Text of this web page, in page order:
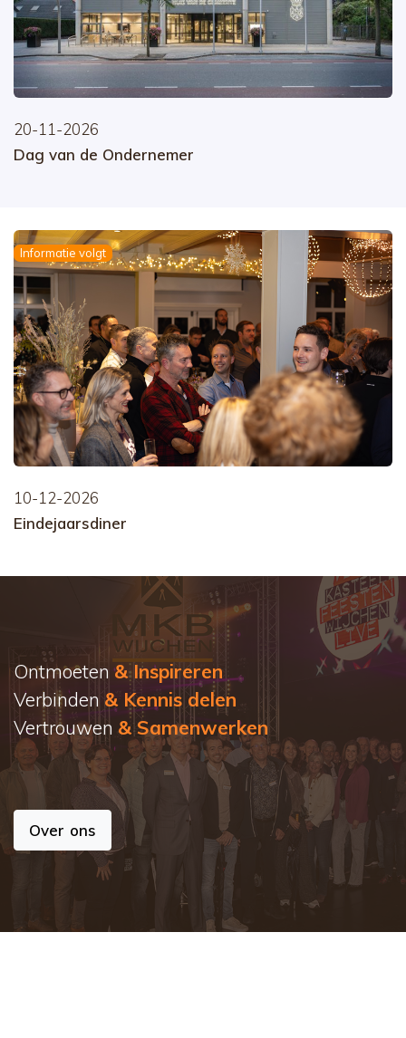
20-11-2026
Dag van de Ondernemer
Informatie volgt
10-12-2026
Eindejaarsdiner
Ontmoeten & Inspireren
Verbinden & Kennis delen
Vertrouwen & Samenwerken
Over ons